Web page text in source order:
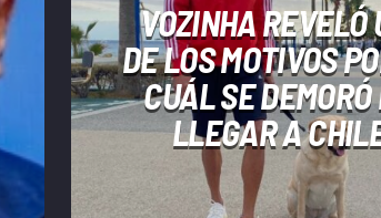
VOZINHA REVELÓ
DE LOS MOTIVOS
CUÁL SE DEMORÓ
LLEGAR A